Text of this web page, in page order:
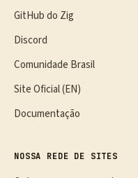
GitHub do Zig
Discord
Comunidade Brasil
Site Oficial (EN)
Documentação
NOSSA REDE DE SITES